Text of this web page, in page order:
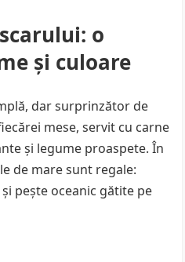
o
și culoare
dar surprinzător de
mese, servit cu carne
și legume proaspete. În
de mare sunt regale:
pește oceanic gătite pe